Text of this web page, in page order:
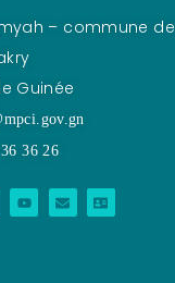
– commune de
Guinée
36 26